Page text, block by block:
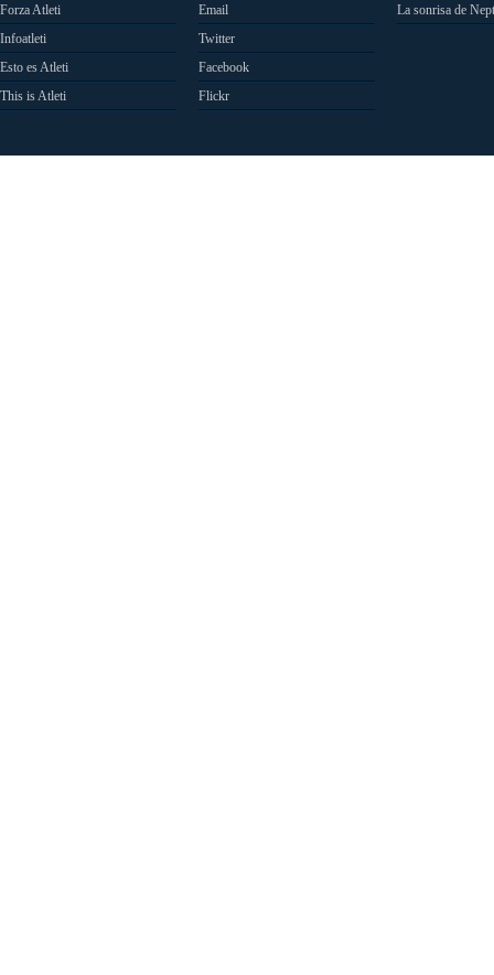
Forza Atleti
Infoatleti
Esto es Atleti
This is Atleti
Email
Twitter
Facebook
Flickr
La sonrisa de